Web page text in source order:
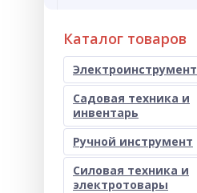
Каталог товаров
Электроинструмент
Садовая техника и
инвентарь
Ручной инструмент
Силовая техника и
электротовары